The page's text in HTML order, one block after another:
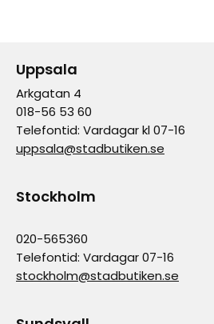
Uppsala
Arkgatan 4
018-56 53 60
Telefontid: Vardagar kl 07-16
uppsala@stadbutiken.se
Stockholm
020-565360
Telefontid: Vardagar 07-16
stockholm@stadbutiken.se